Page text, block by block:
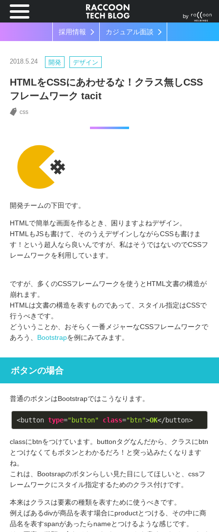
by
採用情報 カジュアル面談
2018.5.24 開発 デザイン
HTMLをCSSにあわせるな！クラス無しCSS
フレームワーク tacit
css
開発チームの下田です。
HTMLで簡単な画面を作るとき、困りますよねデザイン。
HTMLもJSも書けて、そのうえデザインしながらCSSも書けま
す！という超人なら良いんですが、私はそうではないのでCSSフ
レームワークを利用しています。
ですが、多くのCSSフレームワークを使うとHTML文書の構造が
崩れます。
HTMLは文書の構造を表すものであって、スタイル指定はCSSで
行うべきです。
どういうことか、おそらく一番メジャーなCSSフレームワークで
あろう、 Bootstrapを例にみてみます。
ボタンの場合
普通のボタンはBootstrapではこうなります。
<button type="button" class="btn">OK</button>
classにbtnをつけています。buttonタグなんだから、クラスにbtn
とつけなくてもボタンとわかるだろ！と突っ込みたくなります
ね。
これは、Bootsrapのボタンらしい見た目にしてほしいと、cssフ
レームワークにスタイル指定するためのクラス付けです。
本来はクラスは要素の種類を表すために使うべきです。
例えばあるdivが商品を表す場合にproductとつける、その中に商
品名を表すspanがあったらnameとつけるような感じです。